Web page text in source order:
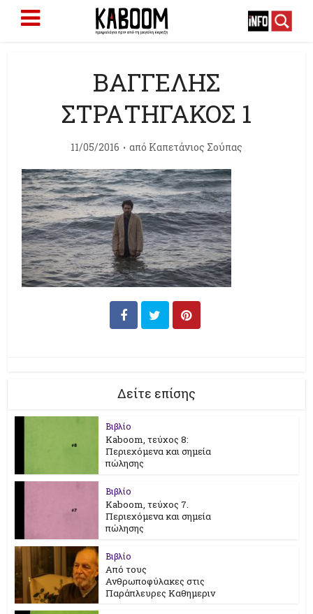
ΒΑΓΓΕΛΗΣ
ΣΤΡΑΤΗΓΑΚΟΣ 1
11/05/2016 από Καπετάνιος Σούπας
Δείτε επίσης
Βιβλίο
Kaboom, τεύχος 8:
Περιεχόμενα και σημεία
πώλησης
Βιβλίο
Kaboom, τεύχος 7.
Περιεχόμενα και σημεία
πώλησης
Βιβλίο
Από τους
Ανθρωποφύλακες στις
Παράπλευρες Καθημεριν